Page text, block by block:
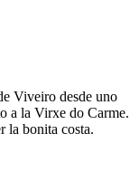
Viveiro desde uno
a la Virxe do Carme.
la bonita costa.